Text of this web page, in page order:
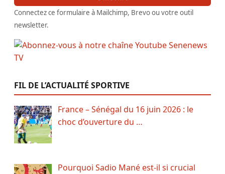
Connectez ce formulaire à Mailchimp, Brevo ou votre outil
newsletter.
FIL DE L’ACTUALITÉ SPORTIVE
France – Sénégal du 16 juin 2026 : le
choc d’ouverture du …
Pourquoi Sadio Mané est-il si crucial